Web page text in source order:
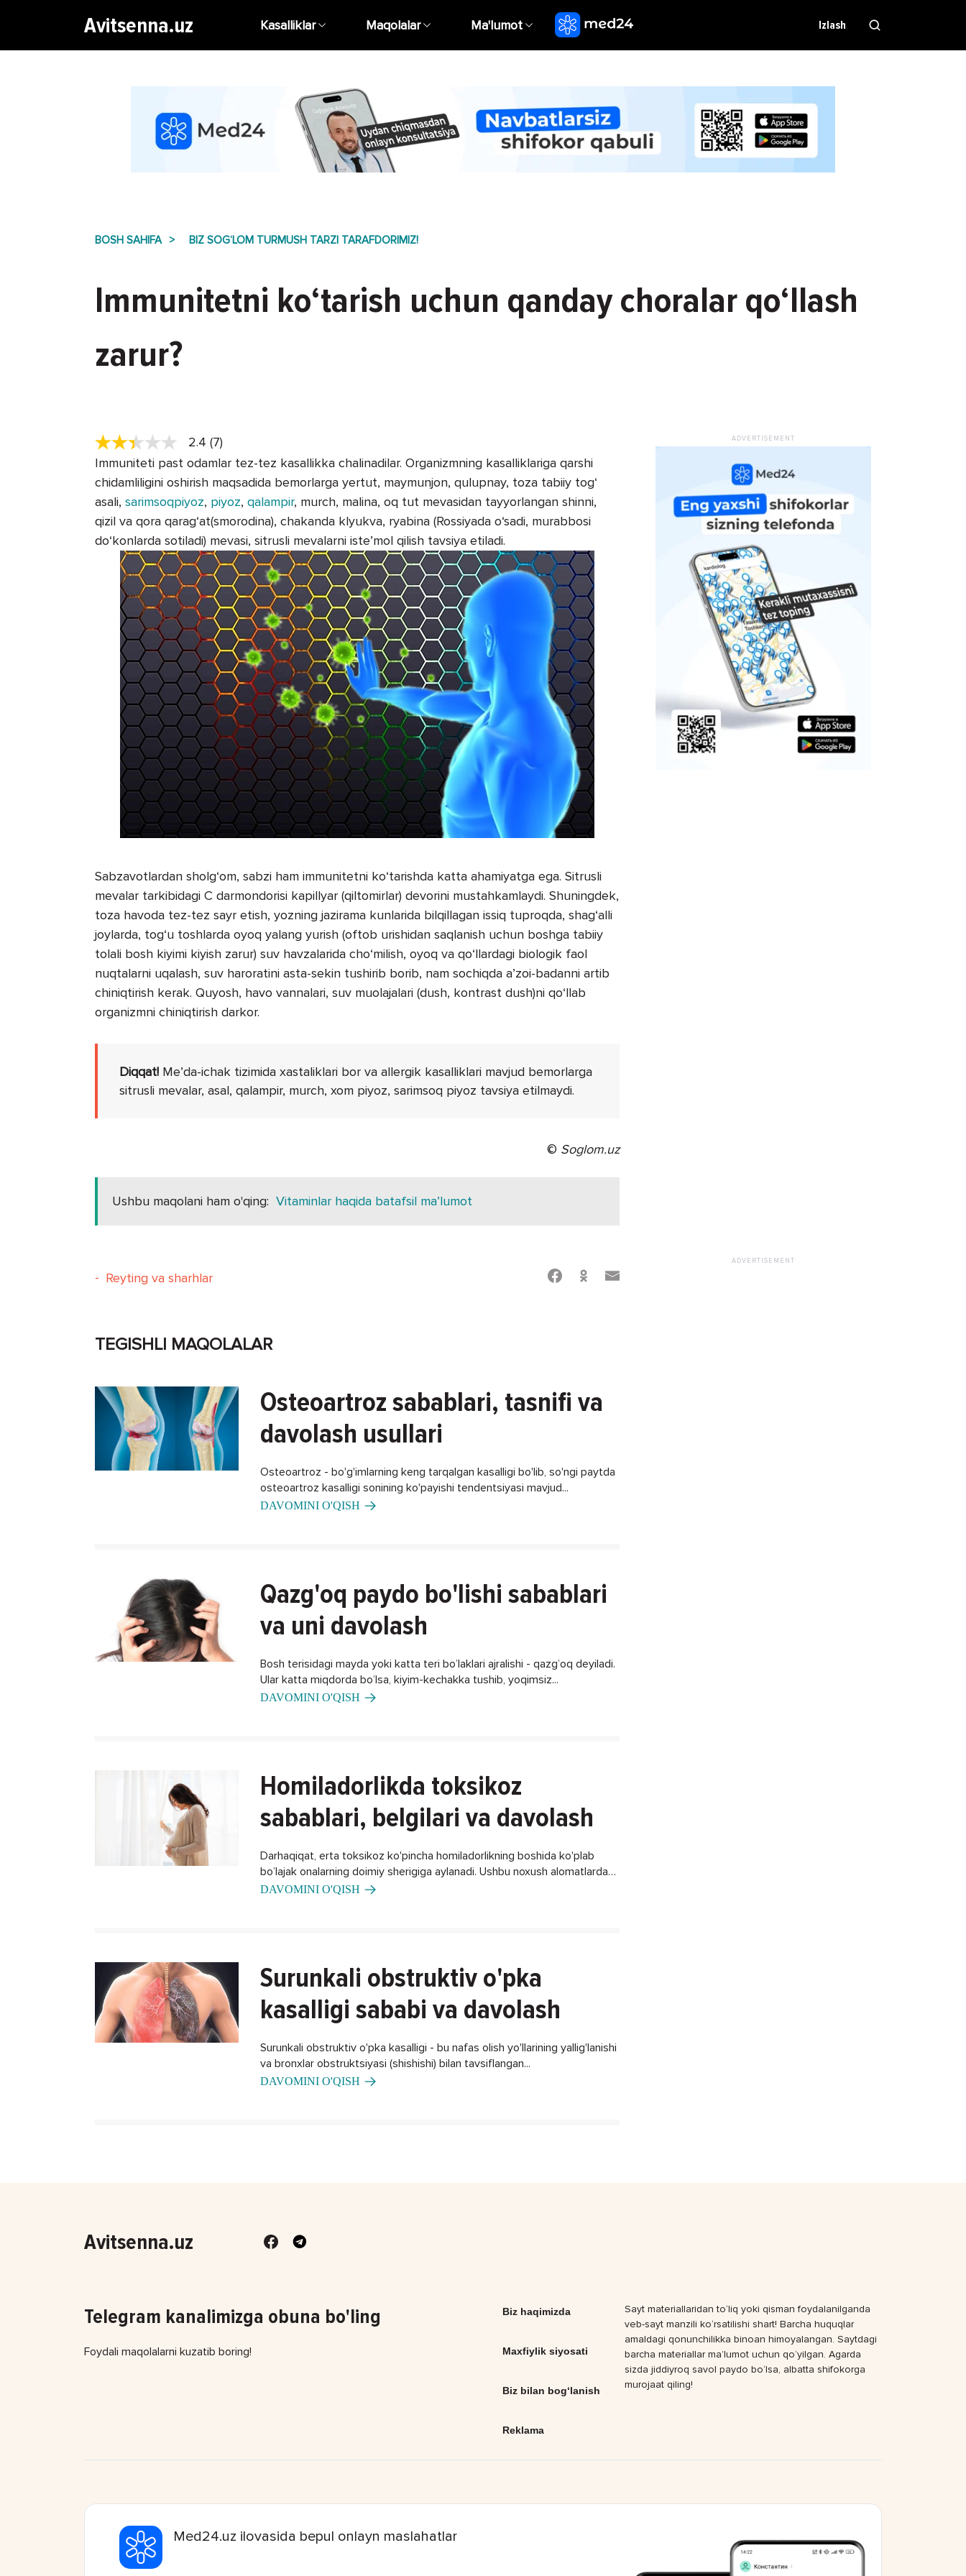
Avitsenna.uz Kasalliklar Maqolalar Ma'lumot Izlash
BOSH SAHIFA BIZ SOG‘LOM TURMUSH TARZI TARAFDORIMIZ!
Immunitetni ko‘tarish uchun qanday choralar qo‘llash
zarur?
2.4 (7)
Immuniteti past odamlar tez-tez kasallikka chalinadilar. Organizm­ning kasalliklariga qarshi
chidamliligini oshirish maqsadida bemorlarga yertut, maymunjon, qulupnay, toza tabiiy tog‘
asali, sarimsoqpiyoz, piyoz, qalampir, murch, malina, oq tut mevasidan tayyorlangan shinni,
qizil va qora qarag‘at(smorodina), chakanda klyukva, ryabina (Rossiyada o‘sadi, murabbosi
do‘konlarda sotiladi) mevasi, sitrusli mevalarni iste’mol qilish tavsiya etiladi.
Sabzavotlardan sholg‘om, sabzi ham immunitetni ko‘tarishda katta ahamiyatga ega. Sitrusli
mevalar tarkibidagi C darmondorisi kapillyar (qiltomirlar) devorini mustahkamlaydi. Shuningdek,
toza havoda tez-tez sayr etish, yozning jazirama kunlarida bilqillagan issiq tuproqda, shag‘alli
joylarda, tog‘u toshlarda oyoq yalang yurish (oftob urishidan saqlanish uchun boshga tabiiy
tolali bosh kiyimi kiyish zarur) suv havzalarida cho‘milish, oyoq va qo‘llardagi biologik faol
nuqtalarni uqalash, suv haroratini asta-sekin tushirib borib, nam sochiqda a’zoi-badanni artib
chiniqtirish kerak. Quyosh, havo vannalari, suv muolajalari (dush, kontrast dush)ni qo‘llab
organizmni chiniqtirish darkor.
Diqqat! Me’da-ichak tizimida xastaliklari bor va allergik kasalliklari mavjud bemorlarga
sitrusli mevalar, asal, qalampir, murch, xom piyoz, sarimsoq piyoz tavsiya etilmaydi.
© Soglom.uz
Ushbu maqolani ham o'qing: Vitaminlar haqida batafsil ma’lumot
- Reyting va sharhlar
TEGISHLI MAQOLALAR
Osteoartroz sabablari, tasnifi va
davolash usullari
Osteoartroz - bo'g'imlarning keng tarqalgan kasalligi bo'lib, so'ngi paytda
osteoartroz kasalligi sonining ko'payishi tendentsiyasi mavjud...
DAVOMINI O'QISH
Qazg'oq paydo bo'lishi sabablari
va uni davolash
Bosh terisidagi mayda yoki katta teri bo’laklari ajralishi - qazg’oq deyiladi.
Ular katta miqdorda bo’lsa, kiyim-kechakka tushib, yoqimsiz...
DAVOMINI O'QISH
Homiladorlikda toksikoz
sabablari, belgilari va davolash
Darhaqiqat, erta toksikoz ko'pincha homiladorlikning boshida ko'plab
bo’lajak onalarning doimiy sherigiga aylanadi. Ushbu noxush alomatlardan
xalos bo'lishning biron bir usuli bormi?
DAVOMINI O'QISH
Surunkali obstruktiv o'pka
kasalligi sababi va davolash
Surunkali obstruktiv o'pka kasalligi - bu nafas olish yo'llarining yallig'lanishi
va bronxlar obstruktsiyasi (shishishi) bilan tavsiflangan...
DAVOMINI O'QISH
Avitsenna.uz
Telegram kanalimizga obuna bo'ling
Foydali maqolalarni kuzatib boring!
Biz haqimizda
Maxfiylik siyosati
Biz bilan bog‘lanish
Reklama
Sayt materiallaridan to‘liq yoki qisman foydalanilganda
veb-sayt manzili ko‘rsatilishi shart! Barcha huquqlar
amaldagi qonunchilikka binoan himoyalangan. Saytdagi
barcha materiallar ma’lumot uchun qo‘yilgan. Agarda
sizda jiddiyroq savol paydo bo‘lsa, albatta shifokorga
murojaat qiling!
Med24.uz ilovasida bepul onlayn maslahatlar